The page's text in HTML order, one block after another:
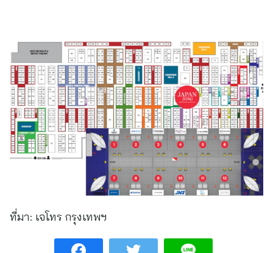
ที่มา: เจโทร กรุงเทพฯ